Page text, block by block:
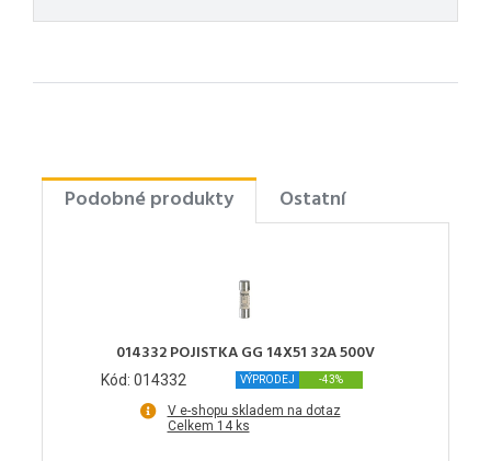
Podobné produkty Ostatní
014332 POJISTKA GG 14X51 32A 500V
Kód: 014332 VÝPRODEJ -43%
V e-shopu skladem na dotaz
Celkem 14 ks